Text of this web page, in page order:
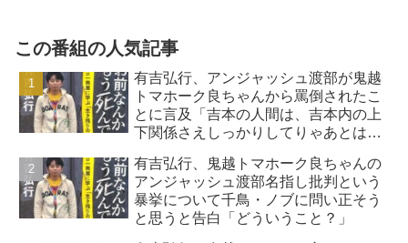
この番組の人気記事
有吉弘行、アンジャッシュ渡部が鬼越
トマホーク良ちゃんから罵倒されたこ
とに言及「吉本の人間は、吉本内の上
下関係さえしっかりしてりゃあとはク
有吉弘行、鬼越トマホーク良ちゃんの
アンジャッシュ渡部名指し批判という
暴挙について千鳥・ノブに問い正そう
と思うと告白「どういうこと？」